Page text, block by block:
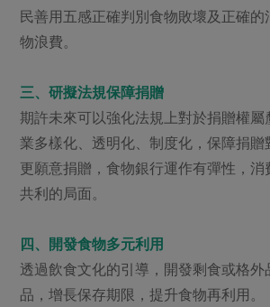
民善用五感正確判別食物敗壞及正確的
物浪費。
三、研擬法規保障捐贈
期許未來可以強化法規上對於捐贈權屬
業多樣化、透明化、制度化，保障捐贈
更願意捐贈，食物銀行運作有彈性，消
共利的局面。
四、開發食物多元利用
透過飲食文化的引導，開發剩食或格外
品，增長保存期限，提升食物再利用。